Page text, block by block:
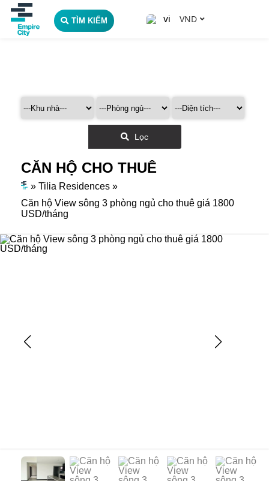
TÌM KIẾM VND
Lọc
CĂN HỘ CHO THUÊ
»Tilia Residences »
Căn hộ View sông 3 phòng ngủ cho thuê giá 1800
USD/tháng